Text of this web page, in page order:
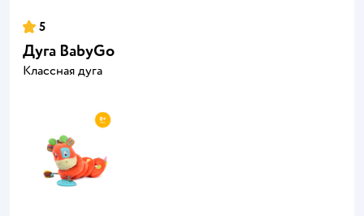
5
Дуга BabyGo
Классная дуга